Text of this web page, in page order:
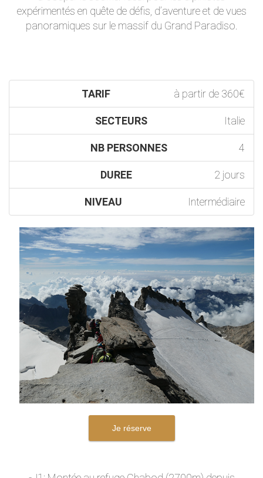
expérimentés en quête de défis, d’aventure et de vues
panoramiques sur le massif du Grand Paradiso.
TARIF à partir de 360€
SECTEURS Italie
NB PERSONNES 4
DUREE 2 jours
NIVEAU Intermédiaire
Je réserve